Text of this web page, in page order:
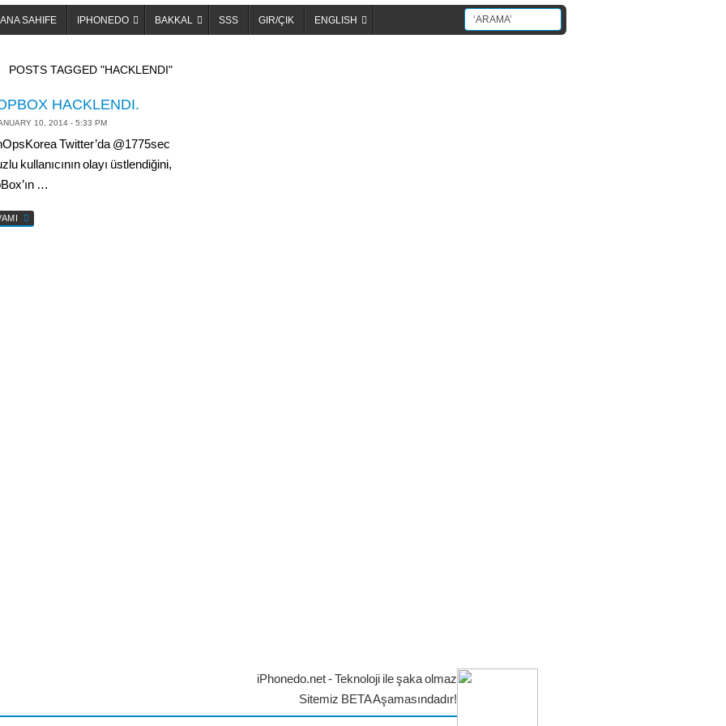
ANA SAHIFE IPHONEDO BAKKAL SSS GIR/ÇIK ENGLISH
POSTS TAGGED "HACKLENDI"
HACKLENDI.
10, 2014 - 5:33 PM
Twitter’da @1775sec
kullanıcının olayı üstlendiğini,
…
iPhonedo.net - Teknoloji ile şaka olmaz
Sitemiz BETA Aşamasındadır!